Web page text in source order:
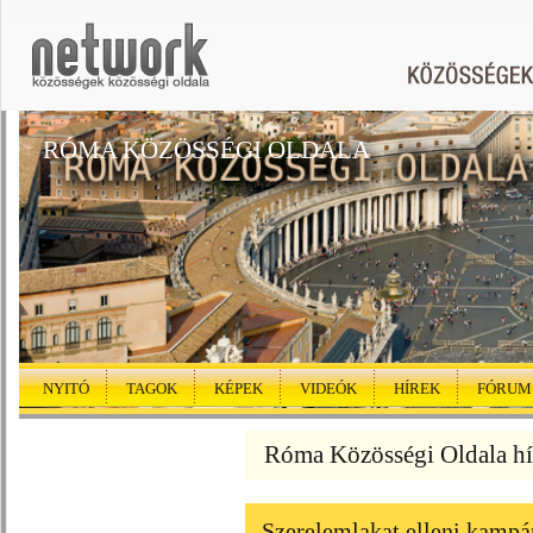
RÓMA KÖZÖSSÉGI OLDALA
NYITÓ TAGOK KÉPEK VIDEÓK HÍREK FÓRUM
Róma Közösségi Oldala